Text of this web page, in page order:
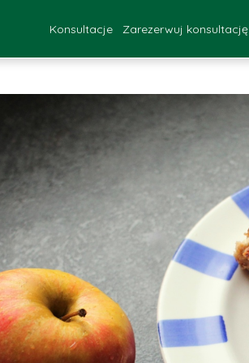
Konsultacje
FAQ
Konsultacje - Katowice
Konsultacje - online
Przebieg konsultacji
Zarezerwuj konsultację